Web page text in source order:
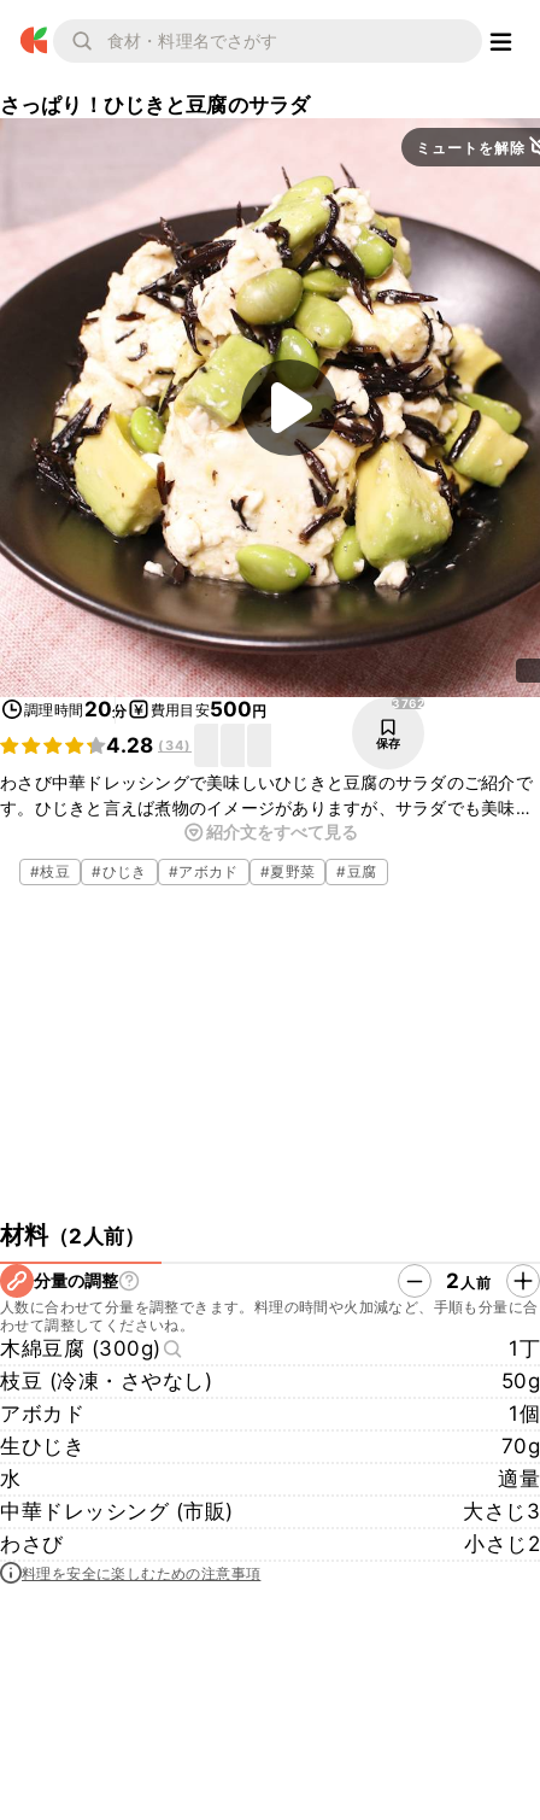
さっぱり！ひじきと豆腐のサラダ
ミュートを解除
調理時間 20分 費用目安500円
4.28 ( 34)
3762
保存
わさび中華ドレッシングで美味しいひじきと豆腐のサラダのご紹介で
す。ひじきと言えば煮物のイメージがありますが、サラダでも美味し
くお召し上がりいただけます。手軽に作れさっぱりとして美味しいの
で、是非お試しくださいね。
紹介文をすべて見る
#枝豆 #ひじき #アボカド #夏野菜 #豆腐
材料（2人前）
分量の調整 2 人前
人数に合わせて分量を調整できます。料理の時間や火加減など、手順も分量に合
わせて調整してくださいね。
木綿豆腐 (300g)
1丁
枝豆 (冷凍・さやなし)
50g
アボカド
1個
生ひじき
70g
水
適量
中華ドレッシング (市販)
大さじ3
わさび
小さじ2
料理を安全に楽しむための注意事項